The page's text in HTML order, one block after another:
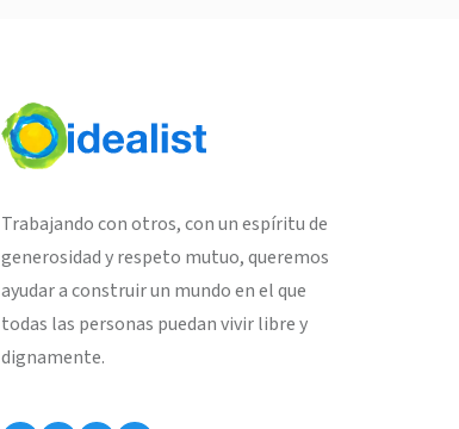
Trabajando con otros, con un espíritu de
generosidad y respeto mutuo, queremos
ayudar a construir un mundo en el que
todas las personas puedan vivir libre y
dignamente.